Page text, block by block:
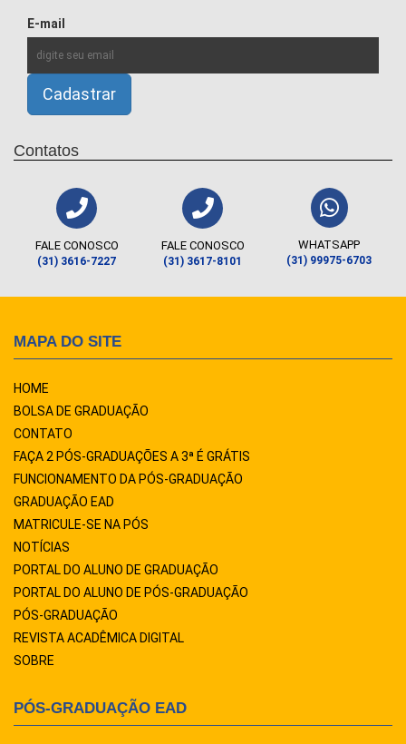
E-mail
Contatos
FALE CONOSCO
(31) 3616-7227
FALE CONOSCO
(31) 3617-8101
WHATSAPP
(31) 99975-6703
MAPA DO SITE
HOME
BOLSA DE GRADUAÇÃO
CONTATO
FAÇA 2 PÓS-GRADUAÇÕES A 3ª É GRÁTIS
FUNCIONAMENTO DA PÓS-GRADUAÇÃO
GRADUAÇÃO EAD
MATRICULE-SE NA PÓS
NOTÍCIAS
PORTAL DO ALUNO DE GRADUAÇÃO
PORTAL DO ALUNO DE PÓS-GRADUAÇÃO
PÓS-GRADUAÇÃO
REVISTA ACADÊMICA DIGITAL
SOBRE
PÓS-GRADUAÇÃO EAD